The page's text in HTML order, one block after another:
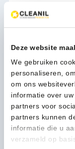
Deze website
We gebruiken
personaliseren,
om ons
informatie over
partners voor
partners kunnen
informatie die u
verzameld op
Beschrijving
Reserverol
Geschikt voor
cm
Veel capaciteit
Besparing in
Semi
Universele